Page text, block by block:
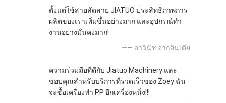
ตั้งแต่ใช้สายลัดสาย JIATUO ประสิทธิภาพการ
ผลิตของเราเพิ่มขึ้นอย่างมาก และอุปกรณ์ทํา
งานอย่างมั่นคงมาก!
—— อาวินัช จากอินเดีย
ความร่วมมือที่ดีกับ Jiatuo Machinery และ
ขอบคุณสําหรับบริการที่รวดเร็วของ Zoey ฉัน
จะซื้อเครื่องทํา PP อีกเครื่องหนึ่ง!!!